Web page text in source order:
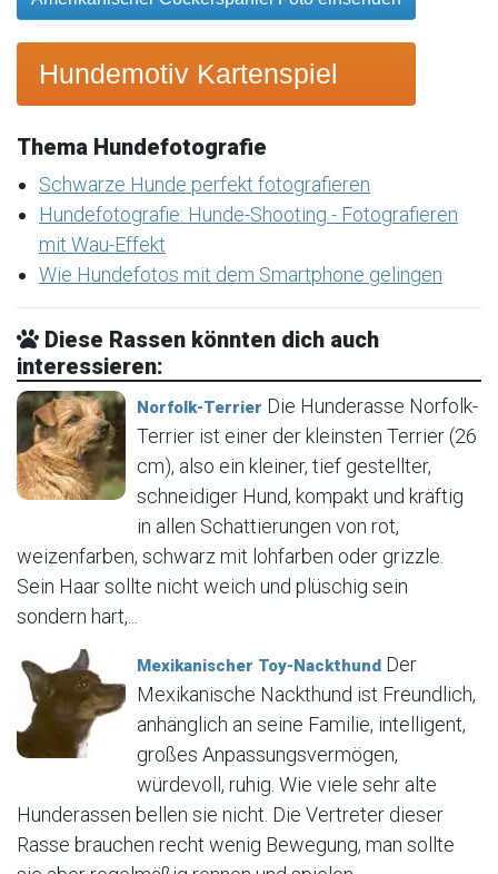
Hundemotiv Kartenspiel
Thema Hundefotografie
Schwarze Hunde perfekt fotografieren
Hundefotografie: Hunde-Shooting - Fotografieren
mit Wau-Effekt
Wie Hundefotos mit dem Smartphone gelingen
Diese Rassen könnten dich auch
interessieren:
Norfolk-Terrier Die Hunderasse Norfolk-
Terrier ist einer der kleinsten Terrier (26
cm), also ein kleiner, tief gestellter,
schneidiger Hund, kompakt und kräftig
in allen Schattierungen von rot,
weizenfarben, schwarz mit lohfarben oder grizzle.
Sein Haar sollte nicht weich und plüschig sein
sondern hart,...
Mexikanischer Toy-Nackthund Der
Mexikanische Nackthund ist Freundlich,
anhänglich an seine Familie, intelligent,
großes Anpassungsvermögen,
würdevoll, ruhig. Wie viele sehr alte
Hunderassen bellen sie nicht. Die Vertreter dieser
Rasse brauchen recht wenig Bewegung, man sollte